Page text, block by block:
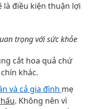
là điều kiện thuận lợi
trọng với sức khỏe
cắt hoa quả chứ
khác.
và cả gia đình mẹ
. Không nên vì